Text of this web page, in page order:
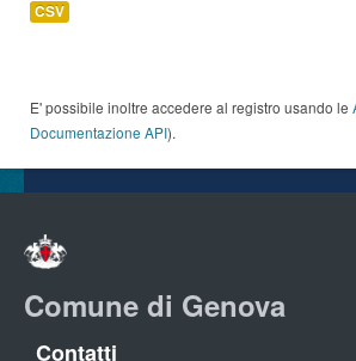
CSV
E' possibile inoltre accedere al registro usando le
Documentazione API).
Comune di Genova
Contatti